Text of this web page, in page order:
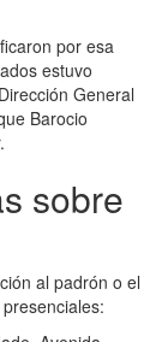
por esa
estuvo
General
Barocio
sobre
al padrón o el